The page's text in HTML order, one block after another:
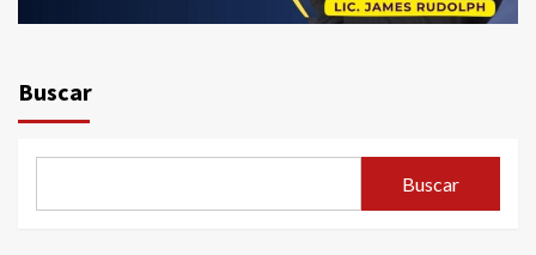
Buscar
Buscar